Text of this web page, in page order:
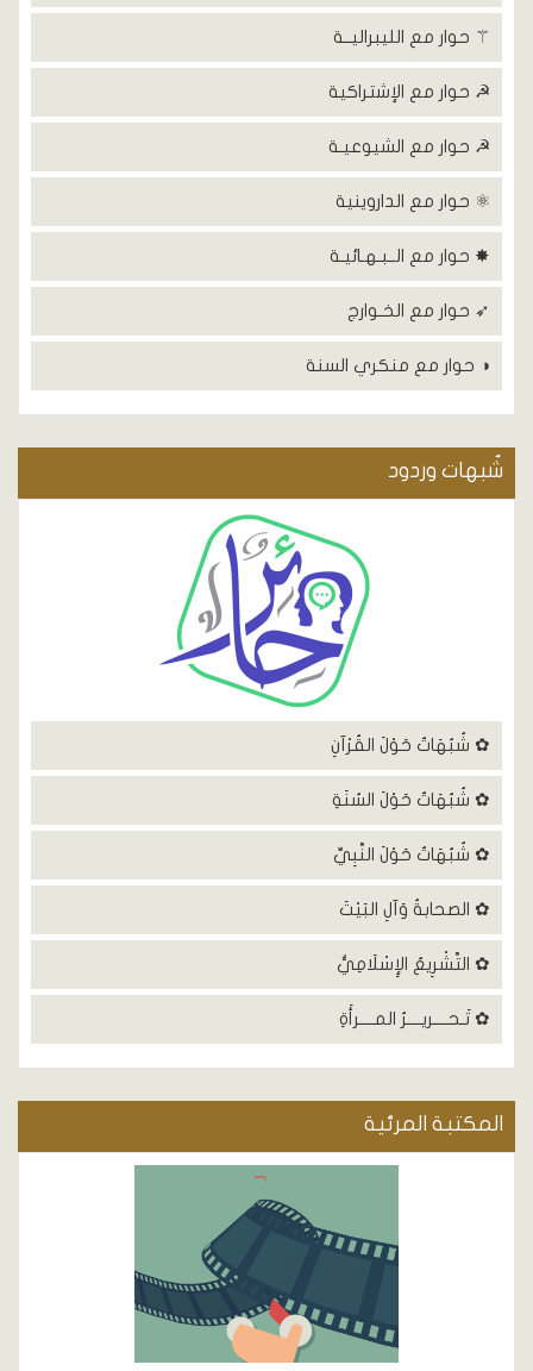
⚚ حوار مع الليبراليــة
☭ حوار مع الإشتراكية
☭ حوار مع الشيوعيـة
⚛ حوار مع الداروينية
✸ حوار مع الــبـهـائيـة
➶ حوار مع الخـوارج
◑ حوار مع منكري السنة
شٌبهات وردود
✿ شُبُهَاتٌ حَوْلَ القُرْآنِ
✿ شُبُهَاتٌ حَوْلَ السُنَةِ
✿ شُبُهَاتٌ حَوْلَ النَّبِيِّ
✿ الصحابةُ وَآلِ البَيْتَ
✿ التَّشْرِيعُ الإِسْلَامِيُّ
✿ تَـحــــريــــرُ المــــرأَةِ
المكتبة المرئية